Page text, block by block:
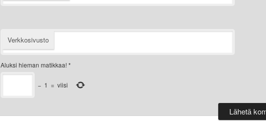
Verkkosivusto
Aluksi hieman matikkaa!*
− 1 = viisi